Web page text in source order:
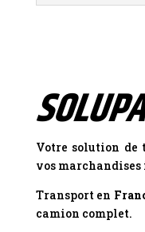
Votre solution de
vos
Transport en
camion complet.